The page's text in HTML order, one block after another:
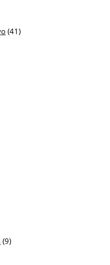
(41)
(9)